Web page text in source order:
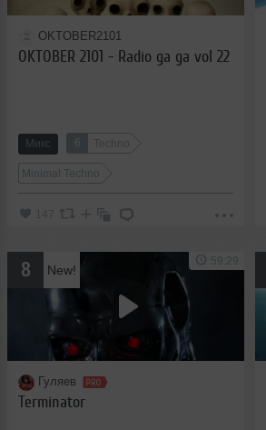
OKTOBER2101
OKTOBER 2101 - Radio ga ga vol 22
Микс 6 Techno
Minimal Techno
147
8 New!
Гуляев
Terminator
59:29